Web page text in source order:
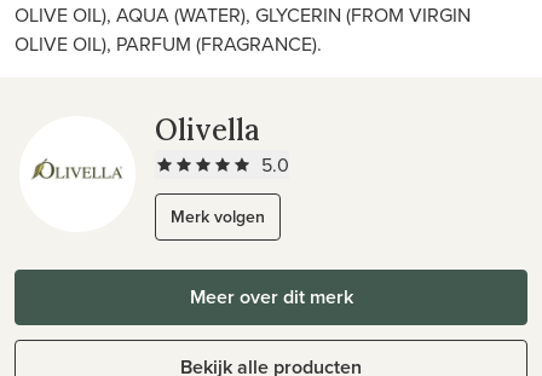
OLIVE OIL), AQUA (WATER), GLYCERIN (FROM VIRGIN
OLIVE OIL), PARFUM (FRAGRANCE).
Olivella
5.0
Merk volgen
Meer over dit merk
Bekijk alle producten